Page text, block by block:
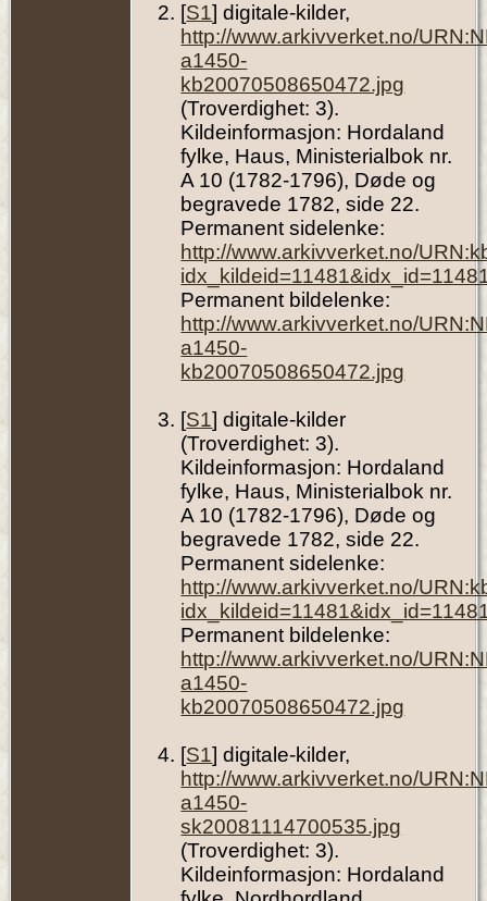
[S1] digitale-kilder,
http://www.arkivverket.no/
a1450-
kb20070508650472.jpg
(Troverdighet: 3).
Kildeinformasjon: Hordaland
fylke, Haus, Ministerialbok nr.
A 10 (1782-1796), Døde og
begravede 1782, side 22.
Permanent sidelenke:
http://www.arkivverket.no/
Permanent bildelenke:
http://www.arkivverket.no/
a1450-
kb20070508650472.jpg
[S1] digitale-kilder
(Troverdighet: 3).
Kildeinformasjon: Hordaland
fylke, Haus, Ministerialbok nr.
A 10 (1782-1796), Døde og
begravede 1782, side 22.
Permanent sidelenke:
http://www.arkivverket.no/
Permanent bildelenke:
http://www.arkivverket.no/
a1450-
kb20070508650472.jpg
[S1] digitale-kilder,
http://www.arkivverket.no/
a1450-
sk20081114700535.jpg
(Troverdighet: 3).
Kildeinformasjon: Hordaland